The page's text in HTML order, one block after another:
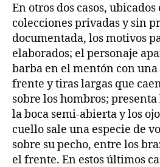
En otros dos casos, ubicados
colecciones privadas y sin
documentada, los motivos
elaborados; el personaje
barba en el mentón con
frente y tiras largas que
sobre los hombros;
la boca semi-abierta y los
cuello sale una especie de
sobre su pecho, entre los
el frente. En estos últimos